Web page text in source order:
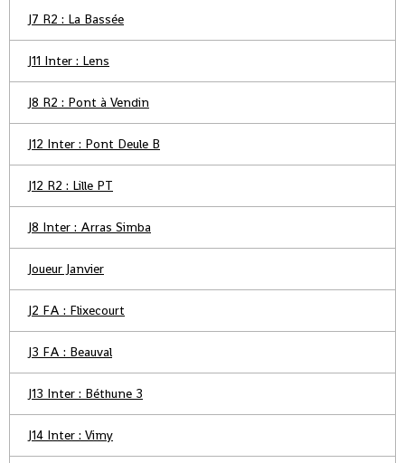
J7 R2 : La Bassée
J11 Inter : Lens
J8 R2 : Pont à Vendin
J12 Inter : Pont Deule B
J12 R2 : Lille PT
J8 Inter : Arras Simba
Joueur Janvier
J2 FA : Flixecourt
J3 FA : Beauval
J13 Inter : Béthune 3
J14 Inter : Vimy